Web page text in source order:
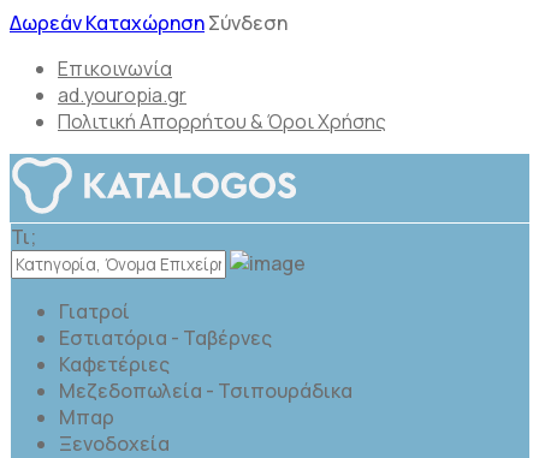
Δωρεάν ΚαταχώρησηΣύνδεση
Επικοινωνία
ad.youropia.gr
Πολιτική Απορρήτου & Όροι Χρήσης
Τι;
Γιατροί
Εστιατόρια - Ταβέρνες
Καφετέριες
Μεζεδοπωλεία - Τσιπουράδικα
Μπαρ
Ξενοδοχεία